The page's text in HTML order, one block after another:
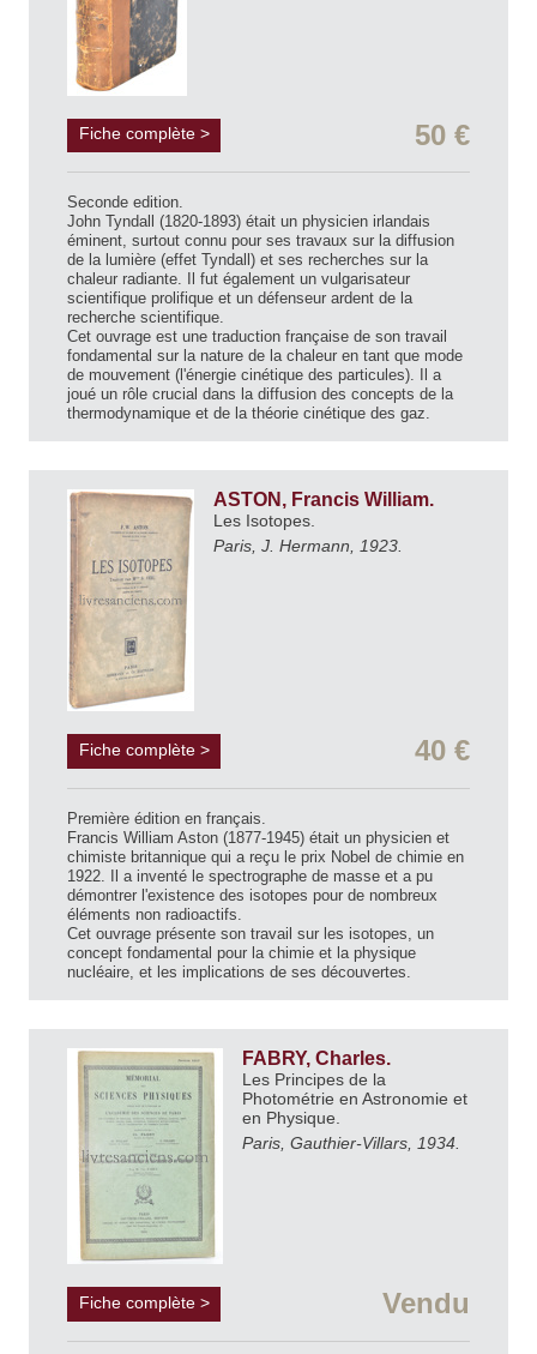
Fiche complète > 50 €
Seconde edition.
John Tyndall (1820-1893) était un physicien irlandais
éminent, surtout connu pour ses travaux sur la diffusion
de la lumière (effet Tyndall) et ses recherches sur la
chaleur radiante. Il fut également un vulgarisateur
scientifique prolifique et un défenseur ardent de la
recherche scientifique.
Cet ouvrage est une traduction française de son travail
fondamental sur la nature de la chaleur en tant que mode
de mouvement (l'énergie cinétique des particules). Il a
joué un rôle crucial dans la diffusion des concepts de la
thermodynamique et de la théorie cinétique des gaz.
ASTON, Francis William.
Les Isotopes.
Paris, J. Hermann, 1923.
Fiche complète > 40 €
Première édition en français.
Francis William Aston (1877-1945) était un physicien et
chimiste britannique qui a reçu le prix Nobel de chimie en
1922. Il a inventé le spectrographe de masse et a pu
démontrer l'existence des isotopes pour de nombreux
éléments non radioactifs.
Cet ouvrage présente son travail sur les isotopes, un
concept fondamental pour la chimie et la physique
nucléaire, et les implications de ses découvertes.
FABRY, Charles.
Les Principes de la
Photométrie en Astronomie et
en Physique.
Paris, Gauthier-Villars, 1934.
Fiche complète > Vendu